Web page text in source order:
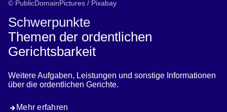
© PublicDomainPictures / Pixabay
Schwerpunkte
Themen der ordentlichen
Gerichtsbarkeit
Weitere Aufgaben, Leistungen und sonstige Informationen
über die ordentlichen Gerichte.
Mehr erfahren